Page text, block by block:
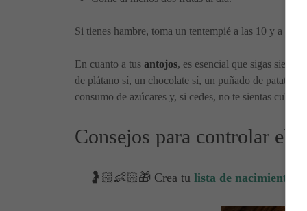
Si tienes hambre, toma un tentempié a las 10 y a las
En cuanto a tus antojos, es esencial que sigas
de plátano sí, un chocolate sí, un puñado de patatas
consumo de azúcares y, si cedes, no te sientas
Consejos para controlar el
🤰🏻👶🏻🎁 Crea tu lista de nacimiento